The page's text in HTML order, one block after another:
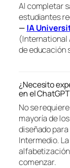
Al completar
estudiantes
— IA
(International
de educación
¿Necesito
en el
No se
mayoría de
diseñado
Intermedio.
comenzar.